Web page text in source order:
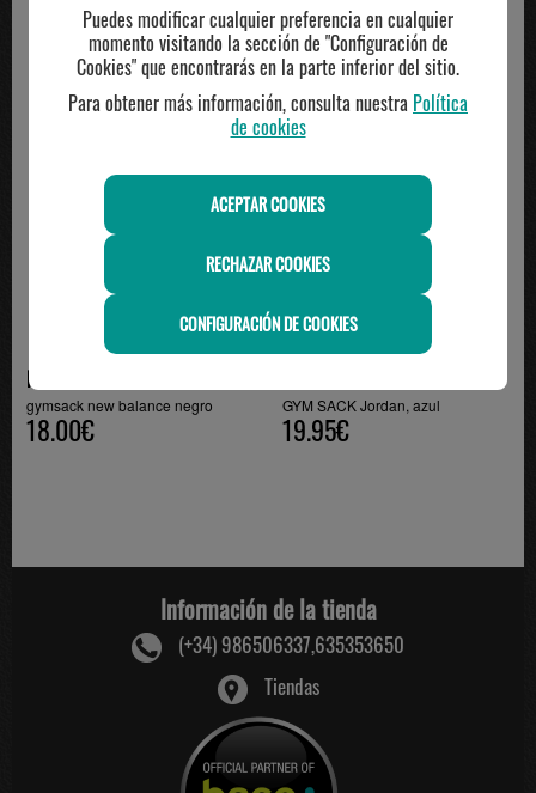
TE PUEDE INTERESAR
NEWBALANCE
gymsack new balance negro
18.00€
GYM SACK Jordan, azul
19.95€
Información de la tienda
(+34) 986506337,635353650
Tiendas
Puedes modificar cualquier preferencia en cualquier
momento visitando la sección de "Configuración de
Cookies" que encontrarás en la parte inferior del sitio.
Para obtener más información, consulta nuestra Política
de cookies
ACEPTAR COOKIES
RECHAZAR COOKIES
CONFIGURACIÓN DE COOKIES